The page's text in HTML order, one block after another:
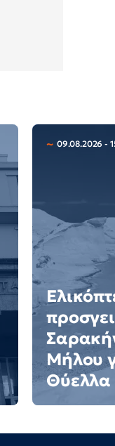
09.08.2026 -
Μήλου
Θύελλα